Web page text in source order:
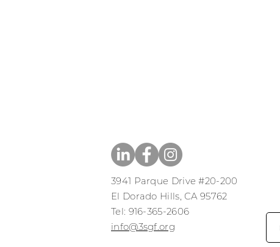
3941 Parque Drive #20-200
El Dorado Hills, CA 95762
​​Tel: 916-365-2606
​info@3sgf.org